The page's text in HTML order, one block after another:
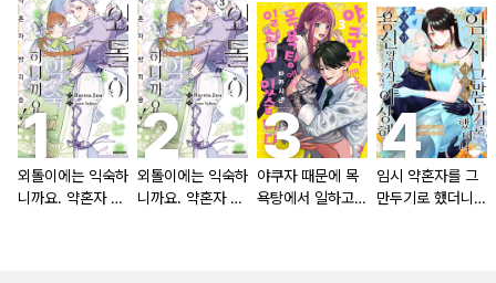
외톨이에는 익숙하
니까요. 약혼자 방
외톨이에는 익숙하
니까요. 약혼자 방
야쿠자 때문에 목
욕탕에서 일하고
임시 약혼자를 그
만두기로 했더니